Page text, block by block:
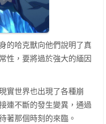
的哈克獸向他們說明了真
性，要將過於強大的緬因
實世界也出現了各種崩
連不斷的發生變異，通過
著那個時刻的來臨。